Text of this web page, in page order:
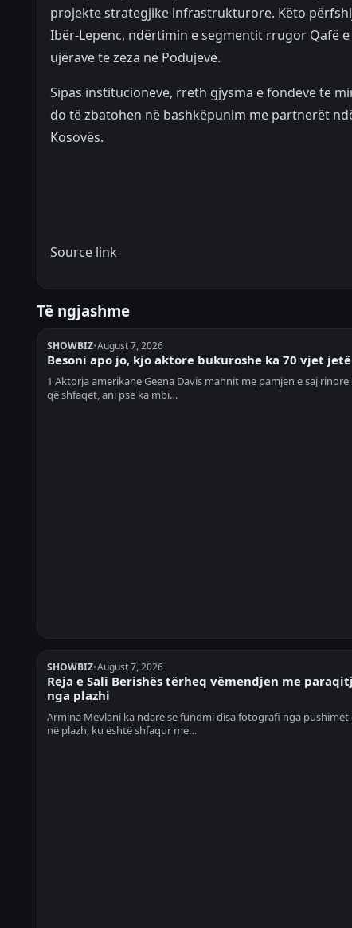
projekte strategjike infrastrukturore. Këto
Ibër-Lepenc, ndërtimin e segmentit rrugor Qafë
ujërave të zeza në Podujevë.
Sipas institucioneve, rreth gjysma e fondeve të
do të zbatohen në bashkëpunim me partnerët
Kosovës.
Source link
Të ngjashme
SHOWBIZ•August 7, 2026
Besoni apo jo, kjo aktore bukuroshe ka 70 vjet jetë
1 Aktorja amerikane Geena Davis mahnit me pamjen e saj
që shfaqet, ani pse ka mbi…
SHOWBIZ•August 7, 2026
Reja e Sali Berishës tërheq vëmendjen me
nga plazhi
Armina Mevlani ka ndarë së fundmi disa fotografi nga pushimet
në plazh, ku është shfaqur me…